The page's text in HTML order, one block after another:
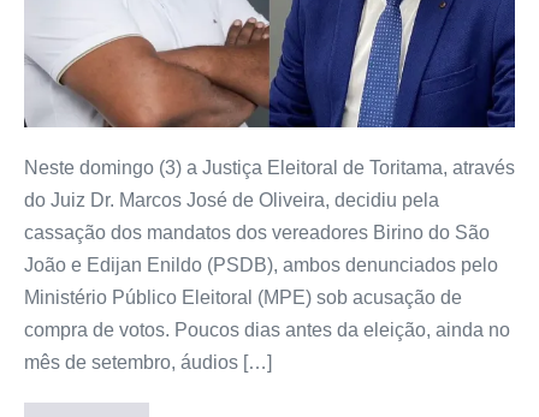
Neste domingo (3) a Justiça Eleitoral de Toritama, através
do Juiz Dr. Marcos José de Oliveira, decidiu pela
cassação dos mandatos dos vereadores Birino do São
João e Edijan Enildo (PSDB), ambos denunciados pelo
Ministério Público Eleitoral (MPE) sob acusação de
compra de votos. Poucos dias antes da eleição, ainda no
mês de setembro, áudios […]